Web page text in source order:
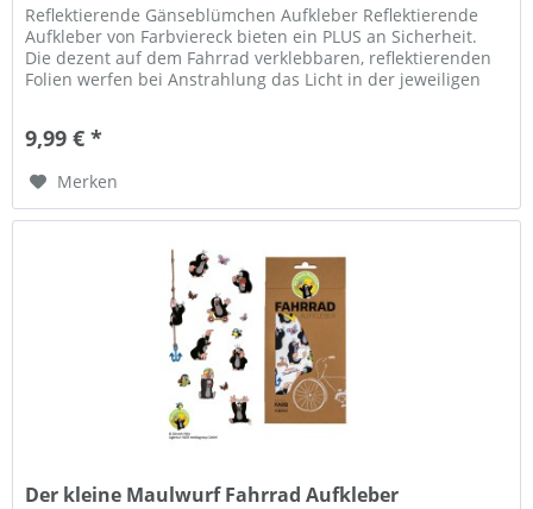
Reflektierende Gänseblümchen Aufkleber Reflektierende
Aufkleber von Farbviereck bieten ein PLUS an Sicherheit.
Die dezent auf dem Fahrrad verklebbaren, reflektierenden
Folien werfen bei Anstrahlung das Licht in der jeweiligen
9,99 € *
Merken
Der kleine Maulwurf Fahrrad Aufkleber